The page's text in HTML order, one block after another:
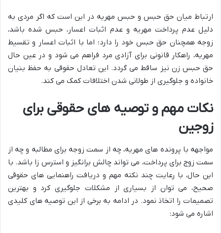
ارتباط میان حق حبس و حبس مهریه در این است که اگر مردی به
دلیل عدم پرداخت مهریه و عدم اثبات اعسار، حبس شده باشد،
زوجه همچنان حق حبس خود را دارد؛ اما با اثبات اعسار و تقسیط
مهریه، راهکار قانونی برای آزادی مرد فراهم می شود و در عین حال
حق حبس زن نیز ساقط می گردد. این تعادل حقوقی به حفظ بنیان
خانواده و جلوگیری از طولانی شدن اختلافات کمک می کند.
نکات مهم و توصیه های حقوقی برای
زوجین
مواجهه با پرونده های مهریه، چه از سمت زوجه برای مطالبه و چه از
سمت زوج برای پرداخت، می تواند چالش برانگیز و استرس زا باشد. با
این حال، با رعایت چند نکته مهم و دریافت راهنمایی های حقوقی
صحیح، می توان از بسیاری از مشکلات جلوگیری کرد و بهترین
تصمیمات را اتخاذ نمود. در ادامه به برخی از این توصیه های کلیدی
اشاره می شود: